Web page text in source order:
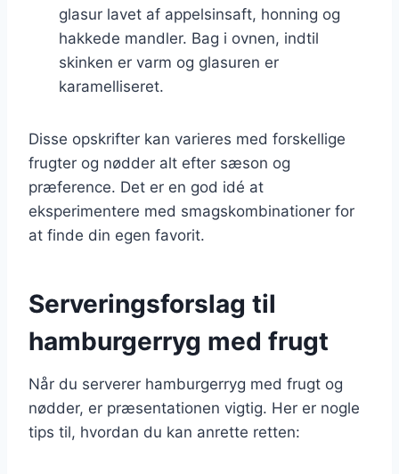
glasur lavet af appelsinsaft, honning og
hakkede mandler. Bag i ovnen, indtil
skinken er varm og glasuren er
karamelliseret.
Disse opskrifter kan varieres med forskellige
frugter og nødder alt efter sæson og
præference. Det er en god idé at
eksperimentere med smagskombinationer for
at finde din egen favorit.
Serveringsforslag til
hamburgerryg med frugt
Når du serverer hamburgerryg med frugt og
nødder, er præsentationen vigtig. Her er nogle
tips til, hvordan du kan anrette retten: